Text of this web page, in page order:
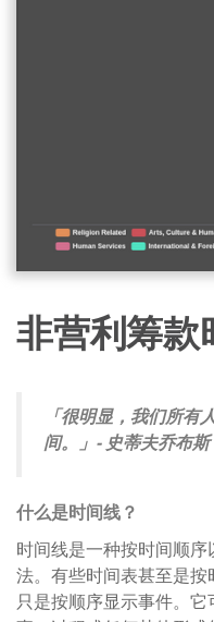
非营利筹款
「很明显，我们所有
间。」- 史蒂夫乔布斯
什么是时间线？
时间线是一种按时间顺
法。有些时间表甚至是
只是按顺序显示事件。